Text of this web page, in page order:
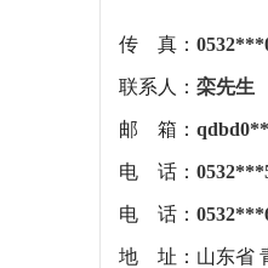
传 真：
联系人： 栾先生
邮 箱：
电 话：
电 话：
地 址： 山东省